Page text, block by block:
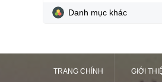
Danh mục khác
TRANG CHÍNH GIỚI